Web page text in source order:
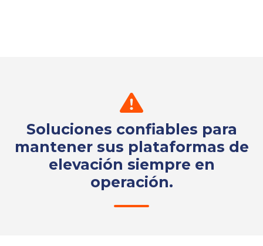
Soluciones confiables para
mantener sus plataformas de
elevación siempre en
operación.